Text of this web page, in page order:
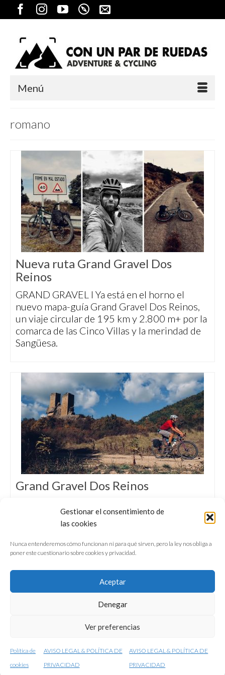
Gestionar el consentimiento de
las cookies
Nunca entenderemos cómo funcionan ni para qué sirven, pero la ley nos obliga a
poner este cuestionario sobre cookies y privacidad.
Aceptar
Denegar
Ver preferencias
Política de
cookies
AVISO LEGAL & POLÍTICA DE
PRIVACIDAD
AVISO LEGAL & POLÍTICA DE
PRIVACIDAD
Menú
romano
Nueva ruta Grand Gravel Dos
Reinos
GRAND GRAVEL I Ya está en el horno el
nuevo mapa-guía Grand Gravel Dos Reinos,
un viaje circular de 195 km y 2.800 m+ por la
comarca de las Cinco Villas y la merindad de
Sangüesa.
Grand Gravel Dos Reinos
de a bordo de un viaje de prospección de la
nueva ruta de la colección Grand Gravel que
verá la luz la próxima primavera.
CONFERENCIAS
VÍDEOS & REPORTAJES TV
NUESTROS LIBROS
© 2001-2026 conunparderuedas